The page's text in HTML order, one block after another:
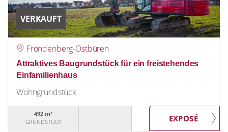
VERKAUFT
Fröndenberg-Ostbüren
Attraktives Baugrundstück für ein freistehendes
Einfamilienhaus
Wohngrundstück
492 m²
GRUNDSTÜCK